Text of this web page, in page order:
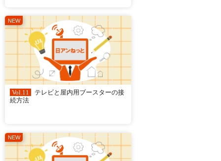
Vol.11
テレビと屋内用ブースターの接
続方法